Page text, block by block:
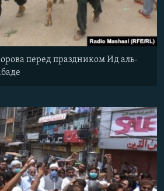
перед праздником Ид аль-